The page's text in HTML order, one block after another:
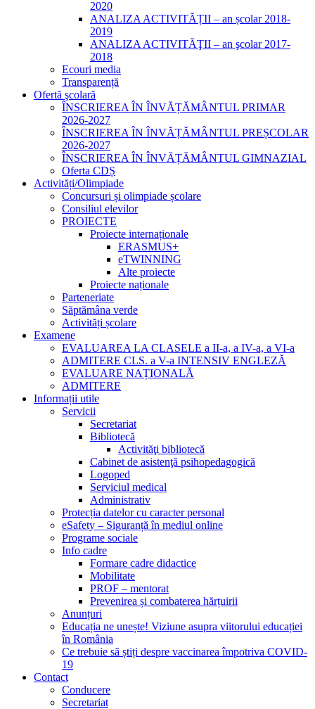
2020
ANALIZA ACTIVITĂȚII – an școlar 2018-
2019
ANALIZA ACTIVITĂŢII – an şcolar 2017-
2018
Ecouri media
Transparență
Ofertă şcolară
ÎNSCRIEREA ÎN ÎNVĂȚĂMÂNTUL PRIMAR
2026-2027
ÎNSCRIEREA ÎN ÎNVĂȚĂMÂNTUL PREȘCOLAR
2026-2027
ÎNSCRIEREA ÎN ÎNVĂȚĂMÂNTUL GIMNAZIAL
Oferta CDȘ
Activități/Olimpiade
Concursuri și olimpiade școlare
Consiliul elevilor
PROIECTE
Proiecte internaționale
ERASMUS+
eTWINNING
Alte proiecte
Proiecte naționale
Parteneriate
Săptămâna verde
Activități școlare
Examene
EVALUAREA LA CLASELE a II-a, a IV-a, a VI-a
ADMITERE CLS. a V-a INTENSIV ENGLEZĂ
EVALUARE NAȚIONALĂ
ADMITERE
Informații utile
Servicii
Secretariat
Bibliotecă
Activităţi bibliotecă
Cabinet de asistenţă psihopedagogică
Logoped
Serviciul medical
Administrativ
Protecția datelor cu caracter personal
eSafety – Siguranță în mediul online
Programe sociale
Info cadre
Formare cadre didactice
Mobilitate
PROF – mentorat
Prevenirea și combaterea hărțuirii
Anunțuri
Educația ne unește! Viziune asupra viitorului educației
în România
Ce trebuie să știți despre vaccinarea împotriva COVID-
19
Contact
Conducere
Secretariat